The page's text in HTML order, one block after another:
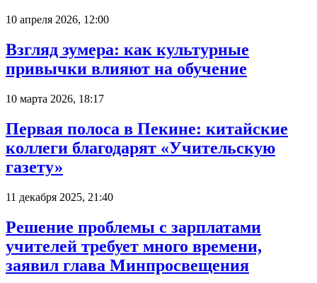
10 апреля 2026, 12:00
Взгляд зумера: как культурные
привычки влияют на обучение
10 марта 2026, 18:17
Первая полоса в Пекине: китайские
коллеги благодарят «Учительскую
газету»
11 декабря 2025, 21:40
Решение проблемы с зарплатами
учителей требует много времени,
заявил глава Минпросвещения